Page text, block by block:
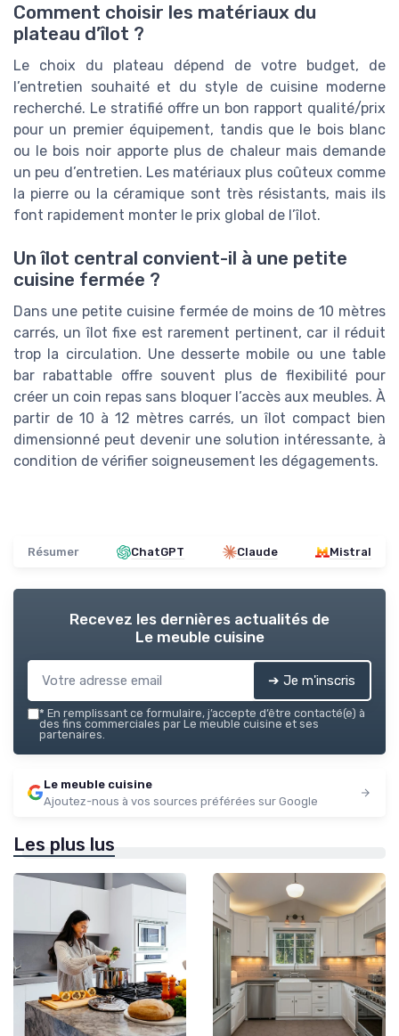
Comment choisir les matériaux du
plateau d’îlot ?
Le choix du plateau dépend de votre budget, de
l’entretien souhaité et du style de cuisine moderne
recherché. Le stratifié offre un bon rapport qualité/prix
pour un premier équipement, tandis que le bois blanc
ou le bois noir apporte plus de chaleur mais demande
un peu d’entretien. Les matériaux plus coûteux comme
la pierre ou la céramique sont très résistants, mais ils
font rapidement monter le prix global de l’îlot.
Un îlot central convient-il à une petite
cuisine fermée ?
Dans une petite cuisine fermée de moins de 10 mètres
carrés, un îlot fixe est rarement pertinent, car il réduit
trop la circulation. Une desserte mobile ou une table
bar rabattable offre souvent plus de flexibilité pour
créer un coin repas sans bloquer l’accès aux meubles. À
partir de 10 à 12 mètres carrés, un îlot compact bien
dimensionné peut devenir une solution intéressante, à
condition de vérifier soigneusement les dégagements.
Résumer ChatGPT Claude Mistral
Recevez les dernières actualités de
Le meuble cuisine
➔ Je m'inscris
* En remplissant ce formulaire, j’accepte d’être contacté(e) à
des fins commerciales par Le meuble cuisine et ses
partenaires.
Le meuble cuisine
Ajoutez-nous à vos sources préférées sur Google
Les plus lus